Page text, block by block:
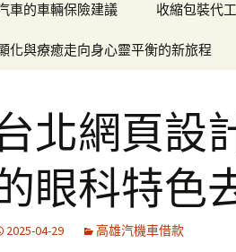
車的車輛保險建議 收縮包裝代工
化與療癒走向身心靈平衡的新旅程
北網頁設
眼科特色
2025-04-29 高雄汽機車借款